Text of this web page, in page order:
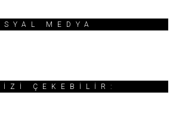
MEDYA
ÇEKEBILIR: